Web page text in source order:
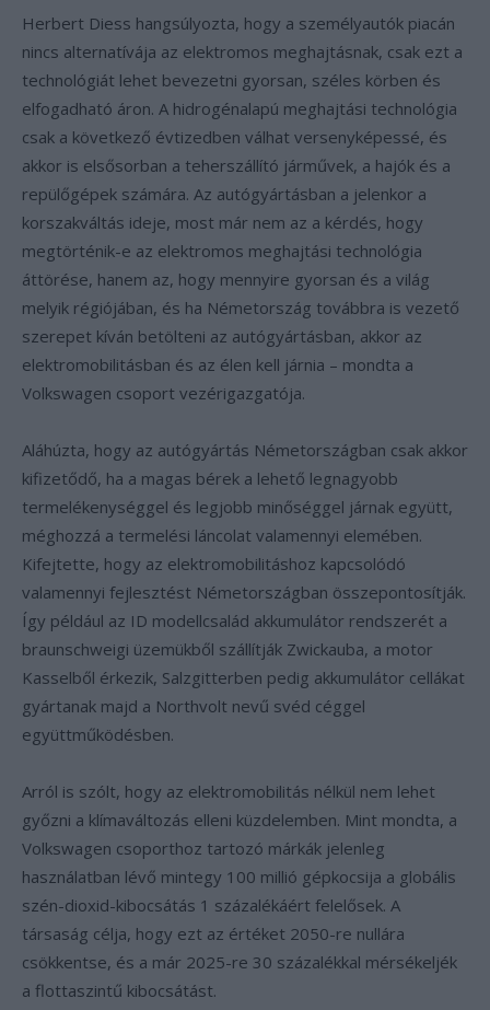
Herbert Diess hangsúlyozta, hogy a személyautók piacán
nincs alternatívája az elektromos meghajtásnak, csak ezt a
technológiát lehet bevezetni gyorsan, széles körben és
elfogadható áron. A hidrogénalapú meghajtási technológia
csak a következő évtizedben válhat versenyképessé, és
akkor is elsősorban a teherszállító járművek, a hajók és a
repülőgépek számára. Az autógyártásban a jelenkor a
korszakváltás ideje, most már nem az a kérdés, hogy
megtörténik-e az elektromos meghajtási technológia
áttörése, hanem az, hogy mennyire gyorsan és a világ
melyik régiójában, és ha Németország továbbra is vezető
szerepet kíván betölteni az autógyártásban, akkor az
elektromobilitásban és az élen kell járnia – mondta a
Volkswagen csoport vezérigazgatója.
Aláhúzta, hogy az autógyártás Németországban csak akkor
kifizetődő, ha a magas bérek a lehető legnagyobb
termelékenységgel és legjobb minőséggel járnak együtt,
méghozzá a termelési láncolat valamennyi elemében.
Kifejtette, hogy az elektromobilitáshoz kapcsolódó
valamennyi fejlesztést Németországban összepontosítják.
Így például az ID modellcsalád akkumulátor rendszerét a
braunschweigi üzemükből szállítják Zwickauba, a motor
Kasselből érkezik, Salzgitterben pedig akkumulátor cellákat
gyártanak majd a Northvolt nevű svéd céggel
együttműködésben.
Arról is szólt, hogy az elektromobilitás nélkül nem lehet
győzni a klímaváltozás elleni küzdelemben. Mint mondta, a
Volkswagen csoporthoz tartozó márkák jelenleg
használatban lévő mintegy 100 millió gépkocsija a globális
szén-dioxid-kibocsátás 1 százalékáért felelősek. A
társaság célja, hogy ezt az értéket 2050-re nullára
csökkentse, és a már 2025-re 30 százalékkal mérsékeljék
a flottaszintű kibocsátást.